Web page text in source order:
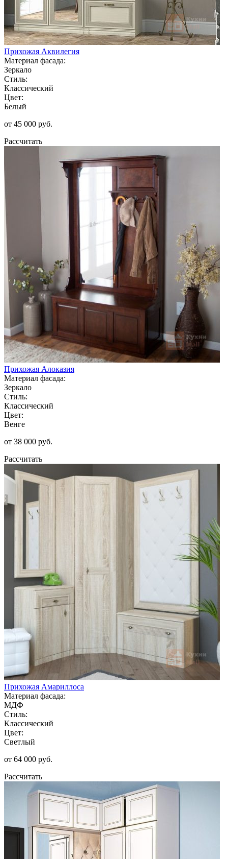
Прихожая Аквилегия
Материал фасада:
Зеркало
Стиль:
Классический
Цвет:
Белый
от 45 000 руб.
Рассчитать
Прихожая Алоказия
Материал фасада:
Зеркало
Стиль:
Классический
Цвет:
Венге
от 38 000 руб.
Рассчитать
Прихожая Амариллоса
Материал фасада:
МДФ
Стиль:
Классический
Цвет:
Светлый
от 64 000 руб.
Рассчитать